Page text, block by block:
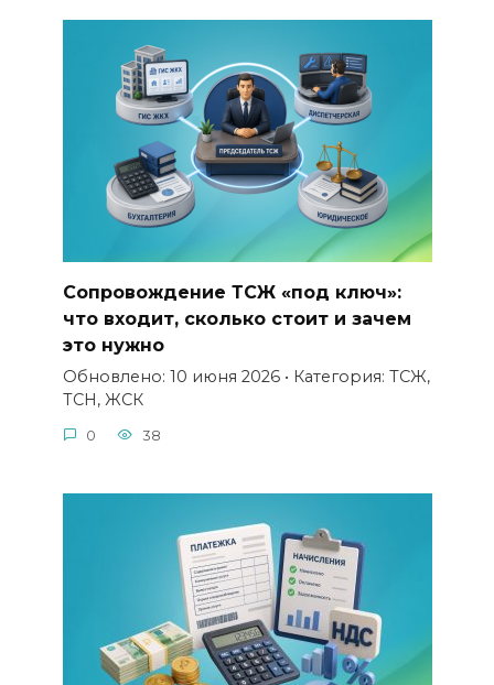
Сопровождение ТСЖ «под ключ»:
что входит, сколько стоит и зачем
это нужно
Обновлено: 10 июня 2026 • Категория: ТСЖ,
ТСН, ЖСК
0 38